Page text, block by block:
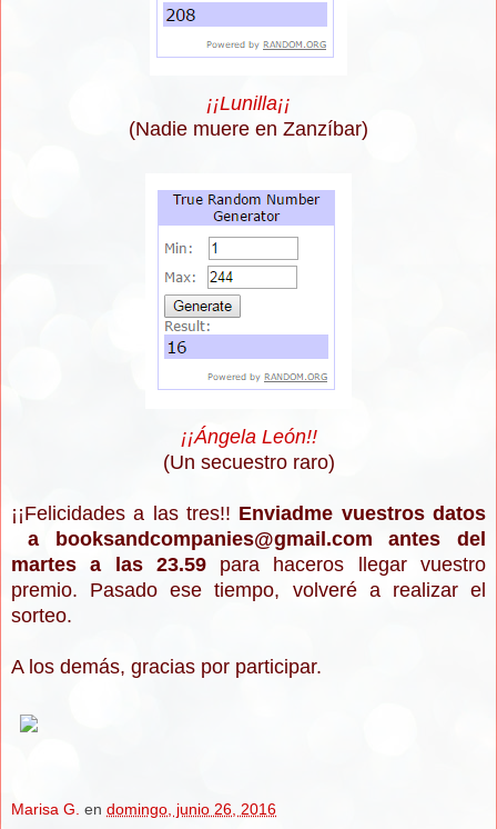
¡¡Lunilla¡¡
(Nadie muere en Zanzíbar)
¡¡Ángela León!!
(Un secuestro raro)
¡¡Felicidades a las tres!! Enviadme vuestros datos
a booksandcompanies@gmail.com antes del
martes a las 23.59para haceros llegar vuestro
premio. Pasado ese tiempo, volveré a realizar el
sorteo.
A los demás, gracias por participar.
Marisa G. en domingo, junio 26, 2016